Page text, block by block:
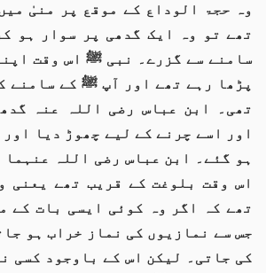
وہ حجۃ الوداع کے موقع پر منیٰ
تھے تو وہ ایک گدھی پر سوار ہو
سامنے سے گزرے۔ نبی ﷺ اس وقت
پڑھا رہے تھے اور آپ ﷺ کے سامنے
تھی۔ ابن عباس رضی اللہ عنہ
اور اسے چرنے کے لیے چھوڑ دیا
ہو گئے۔ ابن عباس رضی اللہ عنہما
اس وقت بلوغت کے قریب تھے یعنی
تھے کہ اگر وہ کوئی ایسی بات کے
جس سے نمازیوں کی نماز خراب ہو
کی جاتی۔ لیکن اس کے باوجود کسی